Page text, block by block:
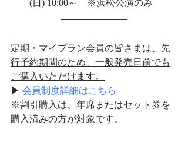
(日) 10:00～
※浜松公演のみ
定期・マイプラン会員の皆さまは、先
行予約期間のため、一般発売日前でも
ご購入いただけます。
▶ 会員制度詳細はこちら
※割引購入は、年席またはセット券を
購入済みの方が対象です。